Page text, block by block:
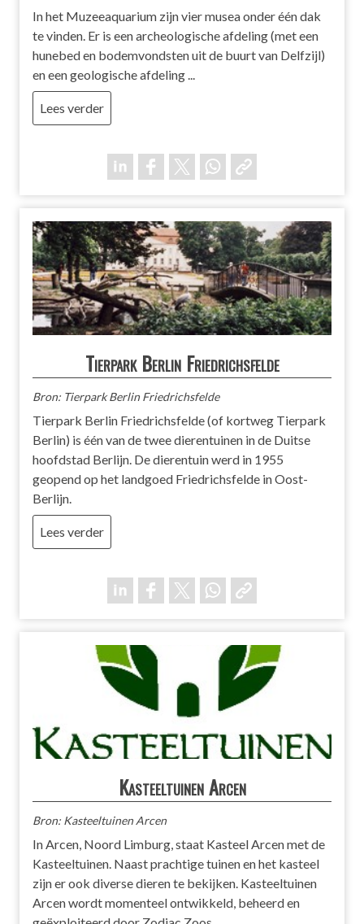
In het Muzeeaquarium zijn vier musea onder één dak
te vinden. Er is een archeologische afdeling (met een
hunebed en bodemvondsten uit de buurt van Delfzijl)
en een geologische afdeling ...
Lees verder
Tierpark Berlin Friedrichsfelde
Bron: Tierpark Berlin Friedrichsfelde
Tierpark Berlin Friedrichsfelde (of kortweg Tierpark
Berlin) is één van de twee dierentuinen in de Duitse
hoofdstad Berlijn. De dierentuin werd in 1955
geopend op het landgoed Friedrichsfelde in Oost-
Berlijn.
Lees verder
Kasteeltuinen Arcen
Bron: Kasteeltuinen Arcen
In Arcen, Noord Limburg, staat Kasteel Arcen met de
Kasteeltuinen. Naast prachtige tuinen en het kasteel
zijn er ook diverse dieren te bekijken. Kasteeltuinen
Arcen wordt momenteel ontwikkeld, beheerd en